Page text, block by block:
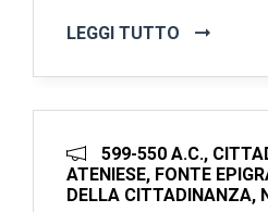
LEGGI TUTTO
599-550 A.C.,
ATENIESE, FONTE
DELLA CITTADINANZA,